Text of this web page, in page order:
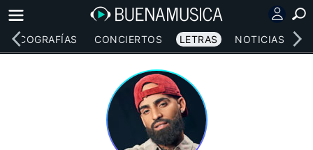
DISCOGRAFÍAS CONCIERTOS LETRAS NOTICIAS